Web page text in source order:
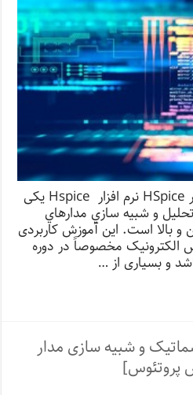
مقدمه ای بر معرفی نرم افزار HSpice نرم افزار Hspice یکی
تحليل و شبيه سازي مدارهاي
و بالا است. این آموزش کاربردی
الکترونیک مخصوصاً در دوره
و بسیاری از …
و شبیه سازی مدار
پروتئوس]